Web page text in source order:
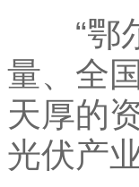
“鄂尔
量、全
天厚的
光伏产